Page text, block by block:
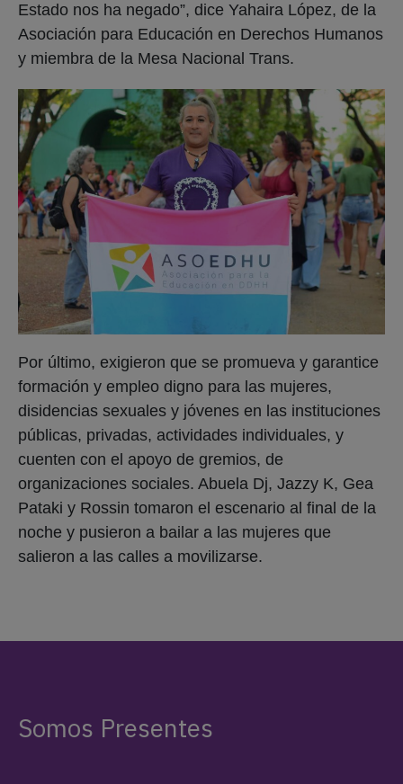
Estado nos ha negado”, dice Yahaira López, de la
Asociación para Educación en Derechos Humanos
y miembra de la Mesa Nacional Trans.
Por último, exigieron que se promueva y garantice
formación y empleo digno para las mujeres,
disidencias sexuales y jóvenes en las instituciones
públicas, privadas, actividades individuales, y
cuenten con el apoyo de gremios, de
organizaciones sociales. Abuela Dj, Jazzy K, Gea
Pataki y Rossin tomaron el escenario al final de la
noche y pusieron a bailar a las mujeres que
salieron a las calles a movilizarse.
Somos Presentes